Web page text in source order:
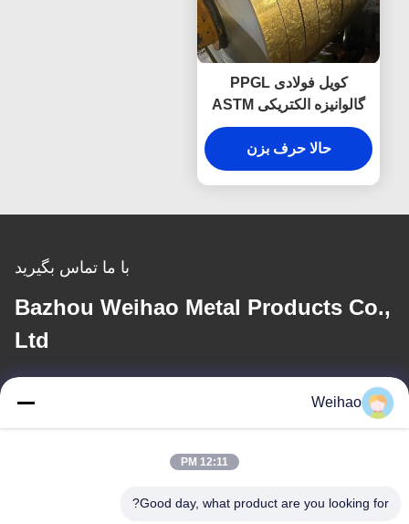
کویل فولادی PPGL
گالوانیزه الکتریکی ASTM
کویل فولادی رنگی از پیش
رنگ شده GI
حالا حرف بزن
با ما تماس بگیرید
Bazhou Weihao Metal Products Co.,
Ltd
408690175@qq.com
Weihao
12:11 PM
Good day, what product are you looking for?